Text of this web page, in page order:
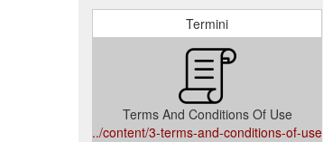
Termini
Terms And Conditions Of Use
../content/3-terms-and-conditions-of-use